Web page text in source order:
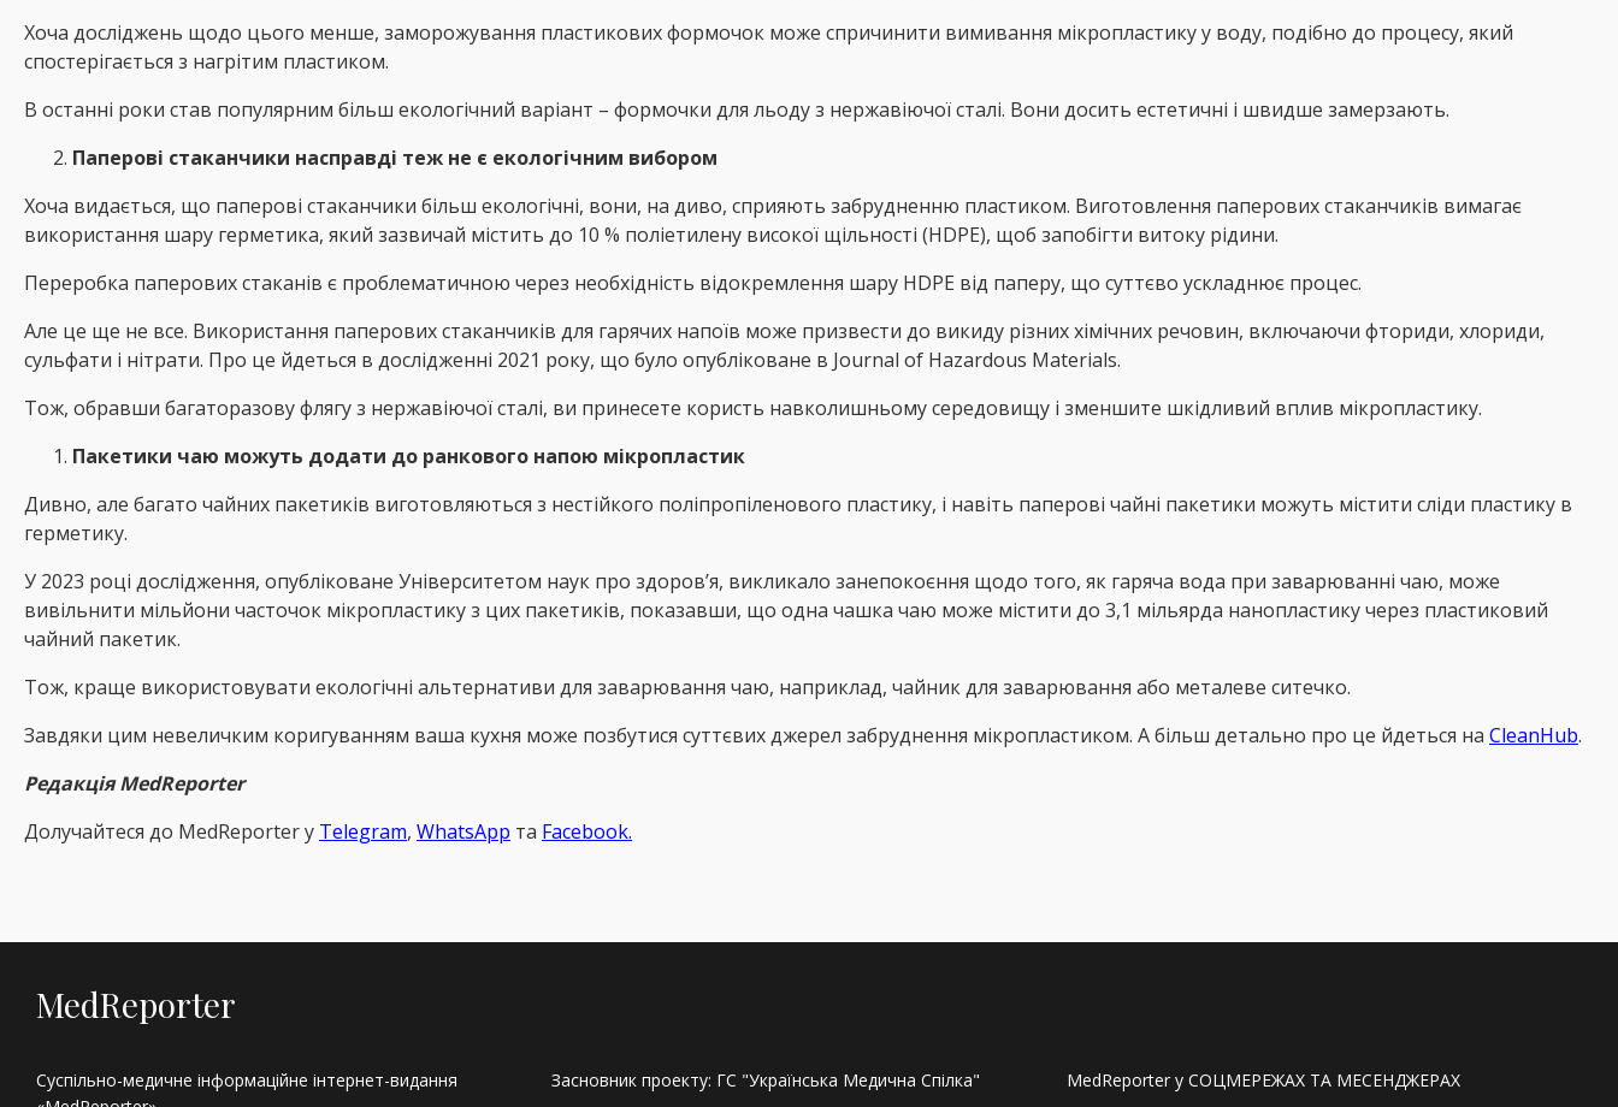
Хоча досліджень щодо цього менше, заморожування пластикових формочок може спричинити вимивання мікропластику у воду, подібно до процесу, який
спостерігається з нагрітим пластиком.
В останні роки став популярним більш екологічний варіант – формочки для льоду з нержавіючої сталі. Вони досить естетичні і швидше замерзають.
Паперові стаканчики насправді теж не є екологічним вибором
Хоча видається, що паперові стаканчики більш екологічні, вони, на диво, сприяють забрудненню пластиком. Виготовлення паперових стаканчиків вимагає
використання шару герметика, який зазвичай містить до 10 % поліетилену високої щільності (HDPE), щоб запобігти витоку рідини.
Переробка паперових стаканів є проблематичною через необхідність відокремлення шару HDPE від паперу, що суттєво ускладнює процес.
Але це ще не все. Використання паперових стаканчиків для гарячих напоїв може призвести до викиду різних хімічних речовин, включаючи фториди, хлориди,
сульфати і нітрати. Про це йдеться в дослідженні 2021 року, що було опубліковане в Journal of Hazardous Materials.
Тож, обравши багаторазову флягу з нержавіючої сталі, ви принесете користь навколишньому середовищу і зменшите шкідливий вплив мікропластику.
Пакетики чаю можуть додати до ранкового напою мікропластик
Дивно, але багато чайних пакетиків виготовляються з нестійкого поліпропіленового пластику, і навіть паперові чайні пакетики можуть містити сліди пластику в
герметику.
У 2023 році дослідження, опубліковане Університетом наук про здоров’я, викликало занепокоєння щодо того, як гаряча вода при заварюванні чаю, може
вивільнити мільйони часточок мікропластику з цих пакетиків, показавши, що одна чашка чаю може містити до 3,1 мільярда нанопластику через пластиковий
чайний пакетик.
Тож, краще використовувати екологічні альтернативи для заварювання чаю, наприклад, чайник для заварювання або металеве ситечко.
Завдяки цим невеличким коригуванням ваша кухня може позбутися суттєвих джерел забруднення мікропластиком. А більш детально про це йдеться на CleanHub.
Редакція MedReporter
Долучайтеся до MedReрorter у Telegram, WhatsApp та Facebook.
MedReporter
Суспільно-медичне інформаційне інтернет-видання
Засновник проекту: ГС "Українська Медична Спілка" MedReporter у СОЦМЕРЕЖАХ ТА МЕСЕНДЖЕРАХ